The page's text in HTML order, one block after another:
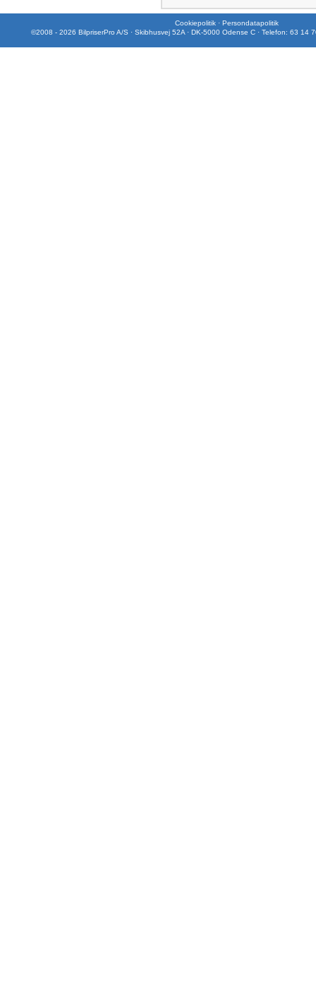
Cookiepolitik · Persondatapolitik
©2008 - 2026 BilpriserPro A/S · Skibhusvej 52A · DK-5000 Odense C · Telefon: 63 14